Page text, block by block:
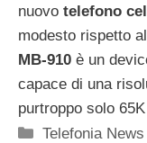
nuovo telefono
modesto rispetto
MB-910 è un
capace di una
purtroppo solo
Categorie
Telefonia News